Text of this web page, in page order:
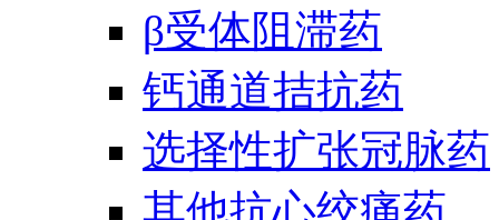
β受体阻滞药
钙通道拮抗药
选择性扩张冠脉药